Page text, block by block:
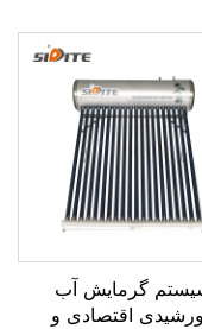
گرمایش آب
اقتصادی و